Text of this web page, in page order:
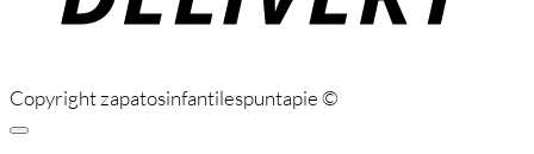
Copyright zapatosinfantilespuntapie ©